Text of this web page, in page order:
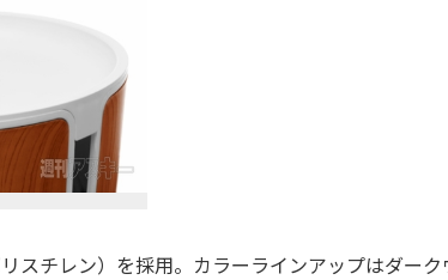
スチレン）を採用。カラーラインアップはダーク